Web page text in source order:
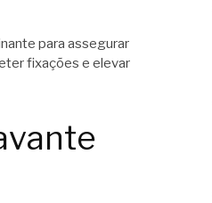
para assegurar
fixações e elevar